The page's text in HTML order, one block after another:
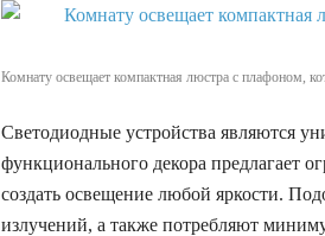
Комнату освещает компактная люстра с плафоном,
Светодиодные устройства являются
функционального декора предлагает
создать освещение любой яркости.
излучений, а также потребляют